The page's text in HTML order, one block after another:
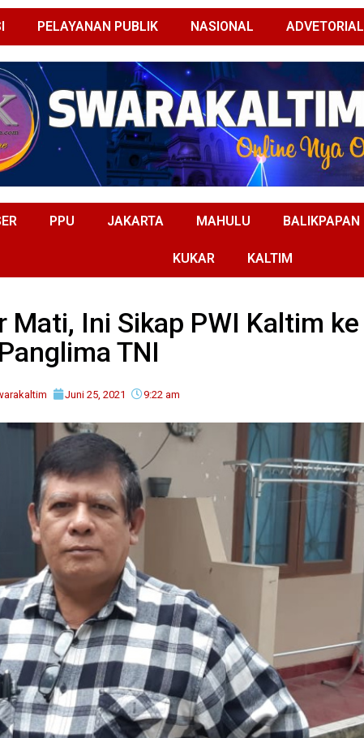
PELAYANAN PUBLIK NASIONAL ADVETORIAL
PPU JAKARTA MAHULU BALIKPAPAN
KUKAR KALTIM
Mati, Ini Sikap PWI Kaltim ke
Panglima TNI
Juni 25, 2021 9:22 am